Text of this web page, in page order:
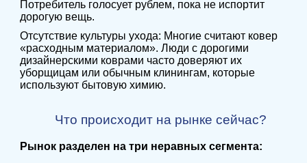
Потребитель голосует рублем, пока не испортит
дорогую вещь.
Отсутствие культуры ухода: Многие считают ковер
«расходным материалом». Люди с дорогими
дизайнерскими коврами часто доверяют их
уборщицам или обычным клинингам, которые
используют бытовую химию.
Что происходит на рынке сейчас?
Рынок разделен на три неравных сегмента: